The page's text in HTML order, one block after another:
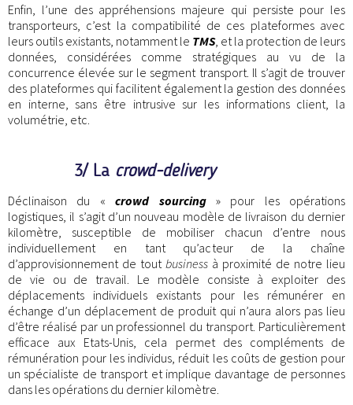
Enfin, l’une des appréhensions majeure qui persiste pour les
transporteurs, c’est la compatibilité de ces plateformes avec
leurs outils existants, notamment le TMS, et la protection de leurs
données, considérées comme stratégiques au vu de la
concurrence élevée sur le segment transport. Il s’agit de trouver
des plateformes qui facilitent également la gestion des données
en interne, sans être intrusive sur les informations client, la
volumétrie, etc.
3/ La crowd-delivery
Déclinaison du «crowd sourcing» pour les opérations
logistiques, il s’agit d’un nouveau modèle de livraison du dernier
kilomètre, susceptible de mobiliser chacun d’entre nous
individuellement en tant qu’acteur de la chaîne
d’approvisionnement de tout business à proximité de notre lieu
de vie ou de travail. Le modèle consiste à exploiter des
déplacements individuels existants pour les rémunérer en
échange d’un déplacement de produit qui n’aura alors pas lieu
d’être réalisé par un professionnel du transport. Particulièrement
efficace aux Etats-Unis, cela permet des compléments de
rémunération pour les individus, réduit les coûts de gestion pour
un spécialiste de transport et implique davantage de personnes
dans les opérations du dernier kilomètre.